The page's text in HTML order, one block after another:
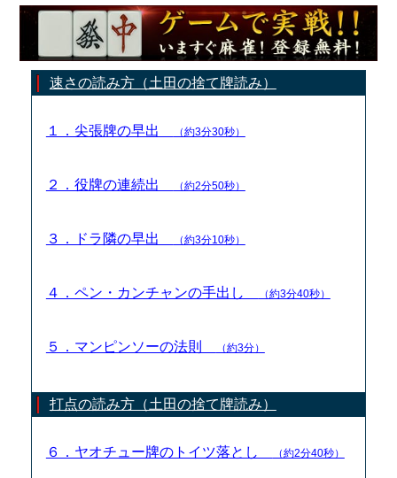
速さの読み方（土田の捨て牌読み）
１．尖張牌の早出 （約3分30秒）
２．役牌の連続出 （約2分50秒）
３．ドラ隣の早出 （約3分10秒）
４．ペン・カンチャンの手出し （約3分40秒）
５．マンピンソーの法則 （約3分）
打点の読み方（土田の捨て牌読み）
６．ヤオチュー牌のトイツ落とし （約2分40秒）